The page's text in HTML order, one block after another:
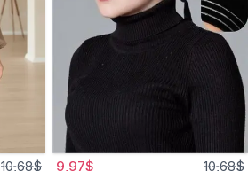
10,68$ 9,97$ 10,68$